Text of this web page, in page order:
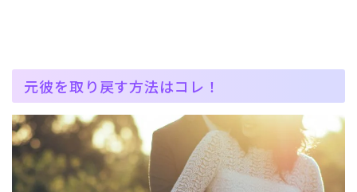
元彼を取り戻す方法はコレ！